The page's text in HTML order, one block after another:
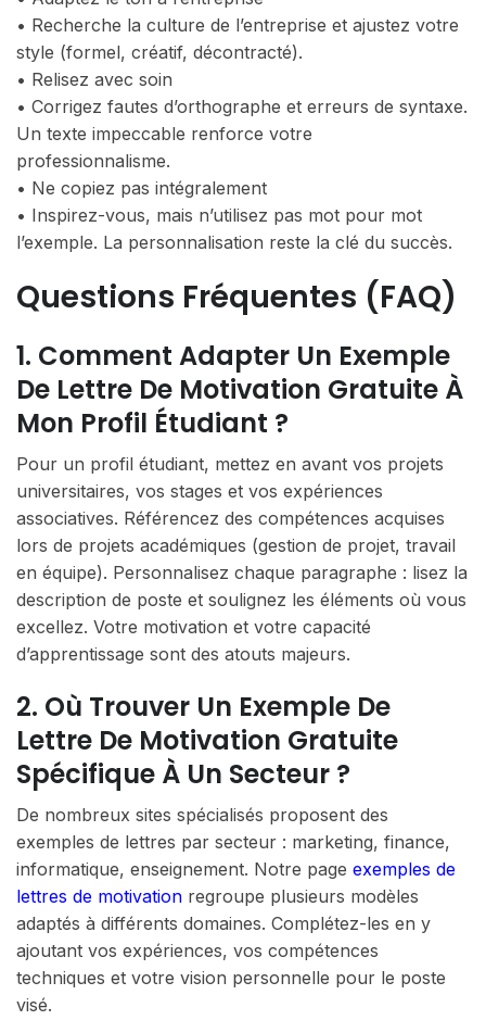
• Recherche la culture de l’entreprise et ajustez votre
style (formel, créatif, décontracté).
• Relisez avec soin
• Corrigez fautes d’orthographe et erreurs de syntaxe.
Un texte impeccable renforce votre
professionnalisme.
• Ne copiez pas intégralement
• Inspirez-vous, mais n’utilisez pas mot pour mot
l’exemple. La personnalisation reste la clé du succès.
Questions Fréquentes (FAQ)
1. Comment Adapter Un Exemple
De Lettre De Motivation Gratuite À
Mon Profil Étudiant ?
Pour un profil étudiant, mettez en avant vos projets
universitaires, vos stages et vos expériences
associatives. Référencez des compétences acquises
lors de projets académiques (gestion de projet, travail
en équipe). Personnalisez chaque paragraphe : lisez la
description de poste et soulignez les éléments où vous
excellez. Votre motivation et votre capacité
d’apprentissage sont des atouts majeurs.
2. Où Trouver Un Exemple De
Lettre De Motivation Gratuite
Spécifique À Un Secteur ?
De nombreux sites spécialisés proposent des
exemples de lettres par secteur : marketing, finance,
informatique, enseignement. Notre page exemples de
lettres de motivation regroupe plusieurs modèles
adaptés à différents domaines. Complétez-les en y
ajoutant vos expériences, vos compétences
techniques et votre vision personnelle pour le poste
visé.